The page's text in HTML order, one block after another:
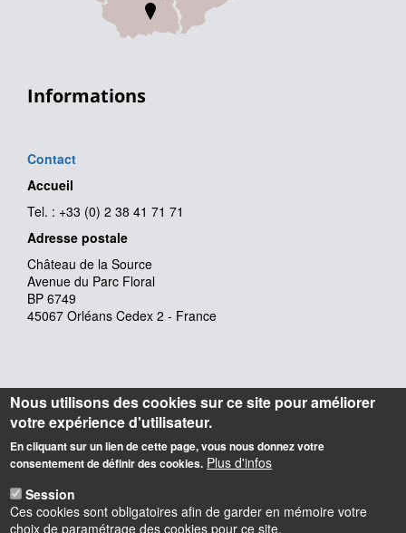
Informations
Contact
Accueil
Tel. : +33 (0) 2 38 41 71 71
Adresse postale
Château de la Source
Avenue du Parc Floral
BP 6749
45067 Orléans Cedex 2 - France
Nous utilisons des cookies sur ce site pour améliorer
votre expérience d'utilisateur.
En cliquant sur un lien de cette page, vous nous donnez votre
consentement de définir des cookies. Plus d'infos
Session
Ces cookies sont obligatoires afin de garder en mémoire votre
choix de paramétrage des cookies pour ce site.